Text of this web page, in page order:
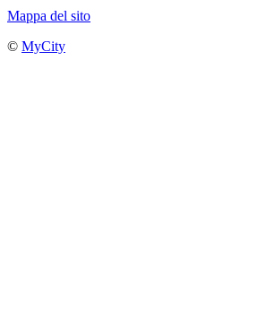
Mappa del sito
© MyCity